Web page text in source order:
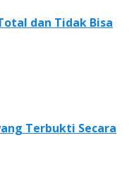
dan Tidak Bisa
Terbukti Secara